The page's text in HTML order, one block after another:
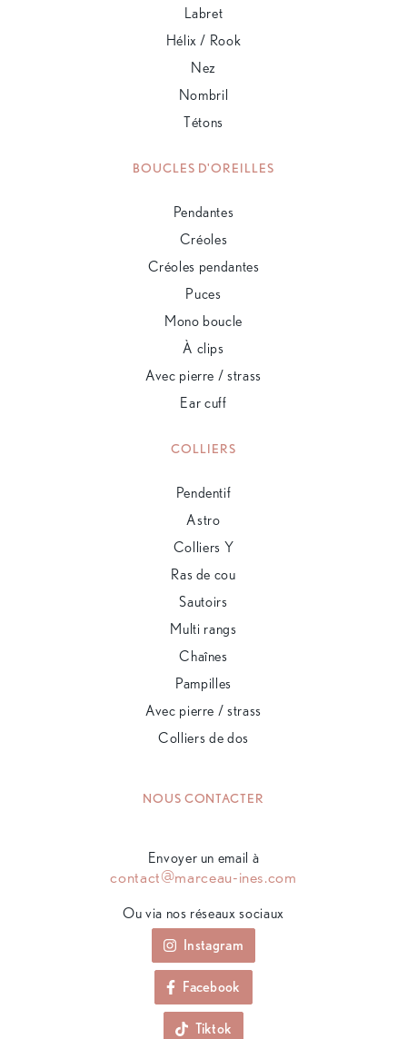
Labret
Hélix / Rook
Nez
Nombril
Tétons
BOUCLES D'OREILLES
Pendantes
Créoles
Créoles pendantes
Puces
Mono boucle
À clips
Avec pierre / strass
Ear cuff
COLLIERS
Pendentif
Astro
Colliers Y
Ras de cou
Sautoirs
Multi rangs
Chaînes
Pampilles
Avec pierre / strass
Colliers de dos
NOUS CONTACTER
Envoyer un email à
contact@marceau-ines.com
Ou via nos réseaux sociaux
Instagram
Facebook
Tiktok